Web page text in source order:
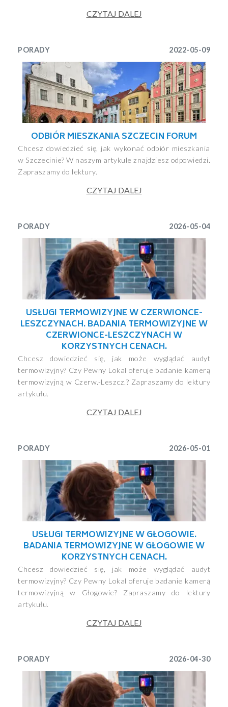
CZYTAJ DALEJ
PORADY 2022-05-09
ODBIÓR MIESZKANIA SZCZECIN FORUM
Chcesz dowiedzieć się, jak wykonać odbiór mieszkania
w Szczecinie? W naszym artykule znajdziesz odpowiedzi.
Zapraszamy do lektury.
CZYTAJ DALEJ
PORADY 2026-05-04
USŁUGI TERMOWIZYJNE W CZERWIONCE-
LESZCZYNACH. BADANIA TERMOWIZYJNE W
CZERWIONCE-LESZCZYNACH W
KORZYSTNYCH CENACH.
Chcesz dowiedzieć się, jak może wyglądać audyt
termowizyjny? Czy Pewny Lokal oferuje badanie kamerą
termowizyjną w Czerw.-Leszcz.? Zapraszamy do lektury
artykułu.
CZYTAJ DALEJ
PORADY 2026-05-01
USŁUGI TERMOWIZYJNE W GŁOGOWIE.
BADANIA TERMOWIZYJNE W GŁOGOWIE W
KORZYSTNYCH CENACH.
Chcesz dowiedzieć się, jak może wyglądać audyt
termowizyjny? Czy Pewny Lokal oferuje badanie kamerą
termowizyjną w Głogowie? Zapraszamy do lektury
artykułu.
CZYTAJ DALEJ
PORADY 2026-04-30